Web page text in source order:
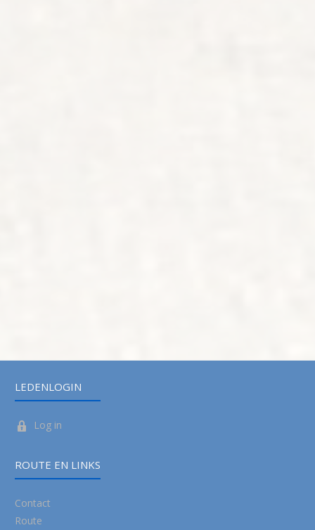
LEDENLOGIN
Log in
ROUTE EN LINKS
Contact
Route